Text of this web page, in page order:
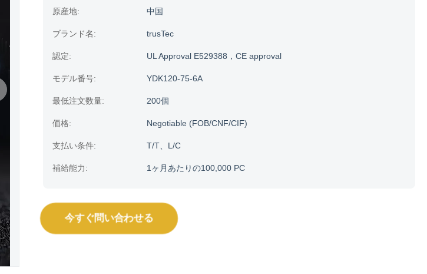
原産地: 中国
ブランド名: trusTec
認定: UL Approval E529388，CE approval
モデル番号: YDK120-75-6A
最低注文数量: 200個
価格: Negotiable (FOB/CNF/CIF)
支払い条件: T/T、L/C
補給能力: 1ヶ月あたりの100,000 PC
今すぐ問い合わせる